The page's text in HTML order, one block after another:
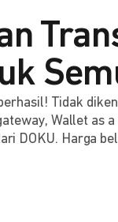
Tidak
Wallet as
DOKU. Harga